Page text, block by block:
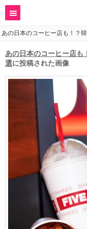
あの日本のコーヒー店も！？
あの日本のコーヒー店
選に投稿された画像